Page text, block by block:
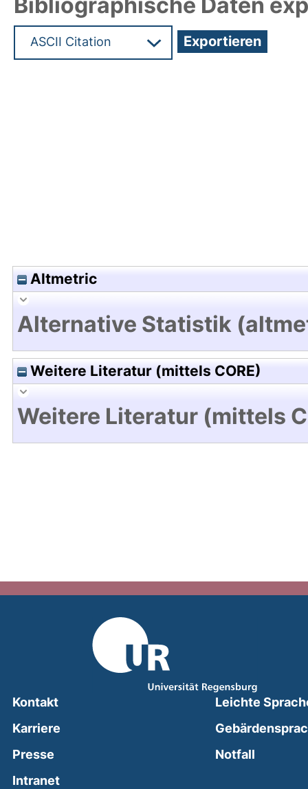
Altmetric
Alternative Statistik
Weitere Literatur (mittels CORE)
Weitere Literatur (mittels
Kontakt
Karriere
Presse
Intranet(external link, opens in a new window)
Leichte
Notfall